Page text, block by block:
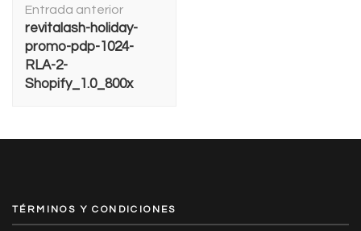
de
entradas
Entrada anterior
revitalash-holiday-
promo-pdp-1024-
RLA-2-
Shopify_1.0_800x
TÉRMINOS Y CONDICIONES